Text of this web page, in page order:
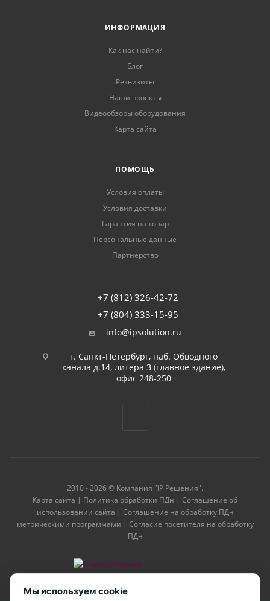
ИНФОРМАЦИЯ
Как нас найти?
Блог
Реквизиты
Наши проекты
Видеообзоры оборудования
Карта сайта
ПОМОЩЬ
Условия оплаты
Условия доставки
Гарантия на товар
Персональные данные
Партнерство
+7 (812) 326-42-72
+7 (804) 333-15-95
info@ipsolution.ru
г. Санкт-Петербург, наб. Обводного
канала д.14, литера З (главное здание),
офис 248-250
2010 - 2026 © Компания "IP Решения".
Карта сайта | Политика обработки ПДн | Соглашение об
использовании сайта | Соглашение на обработку ПДн
метрическими программами | Согласие посетителя на обработку
ПДн
Мы используем cookie